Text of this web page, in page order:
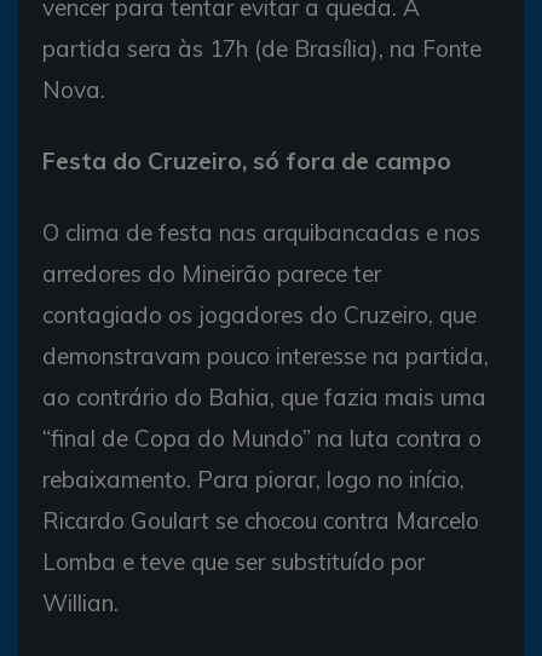
vencer para tentar evitar a queda. A
partida sera às 17h (de Brasília), na Fonte
Nova.
Festa do Cruzeiro, só fora de campo
O clima de festa nas arquibancadas e nos
arredores do Mineirão parece ter
contagiado os jogadores do Cruzeiro, que
demonstravam pouco interesse na partida,
ao contrário do Bahia, que fazia mais uma
“final de Copa do Mundo” na luta contra o
rebaixamento. Para piorar, logo no início,
Ricardo Goulart se chocou contra Marcelo
Lomba e teve que ser substituído por
Willian.